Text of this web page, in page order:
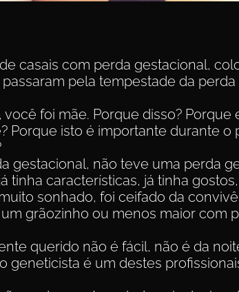
casais com perda gestacional,
pela tempestade da
foi mãe. Porque disso?
Porque isto é importante durante o
gestacional, não teve uma perda
tinha características, já tinha
sonhado, foi ceifado da
grãozinho ou menos maior com
querido não é fácil, não é da
geneticista é um destes